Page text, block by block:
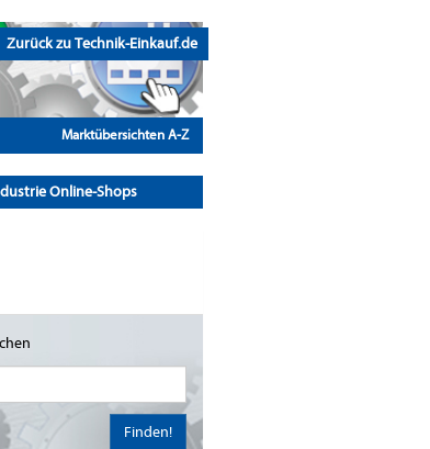
Zurück zu Technik-Einkauf.de
Marktübersichten A-Z
Online-Shops
Finden!